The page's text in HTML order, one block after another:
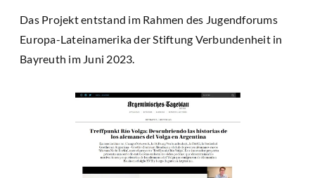
Das Projekt entstand im Rahmen des Jugendforums
Europa-Lateinamerika der Stiftung Verbundenheit in
Bayreuth im Juni 2023.